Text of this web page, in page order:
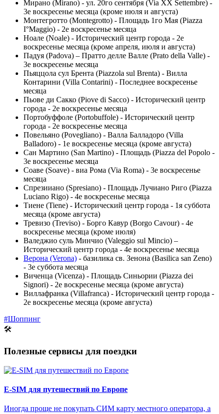
Мирано (Mirano) - ул. 20го сентября (Via XX Settembre) -
3е воскресенье месяца (кроме июля и августа)
Монтегротто (Montegrotto) - Площадь 1го Мая (Piazza
I°Maggio) - 2е воскресенье месяца
Ноале (Noale) - Исторический центр города - 2е
воскресенье месяца (кроме апреля, июля и августа)
Падуя (Padova) – Пратто делле Валле (Prato della Valle) -
3е воскресенье месяца
Пьяццола сул Брента (Piazzola sul Brenta) - Вилла
Контарини (Villa Contarini) - Последнее воскресенье
месяца
Пьове ди Сакко (Piove di Sacco) - Исторический центр
города - 2е воскресенье месяца
Портобуффоле (Portobuffole) - Исторический центр
города - 2е воскресенье месяца
Повельяно (Povegliano) - Валла Балладоро (Villa
Balladoro) - 1е воскресенье месяца (кроме августа)
Сан Мартино (San Martino) - Площадь (Piazza del Popolo -
3е воскресенье месяца
Соаве (Soave) - виа Рома (Via Roma) - 3е воскресенье
месяца
Спрезииано (Spresiano) - Площадь Лучиано Риго (Piazza
Luciano Rigo) - 4е воскресенье месяца
Тиене (Tiene) - Исторический центр города - 1я суббота
месяца (кроме августа)
Тревизо (Treviso) - Борго Кавур (Borgo Cavour) - 4е
воскресенье месяца (кроме июля)
Валеджио суль Минчио (Valeggio sul Mincio) –
Исторический центр города - 4е воскресенье месяца
Верона (Verona) - базилика св. Зенона (Basilica san Zeno)
- 3е суббота месяца
Виченца (Vicenza) - Площадь Синьории (Piazza dei
Signori) - 2е воскресенье месяца (кроме августа)
Виллафранка (Villafranca) - Исторический центр города -
2е воскресенье месяца (кроме августа)
#Шоппинг
🛠
Полезные сервисы для поездки
E-SIM для путешествий по Европе
Иногда проще не покупать СИМ карту местного оператора, а